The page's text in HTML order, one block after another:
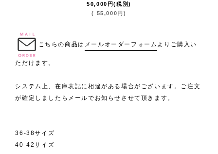
50,000 円(税別)
( 55,000 円 )
こちらの商品は メールオーダーフォーム よりご購入い
ただけます。
システム上、在庫表記に相違がある場合がございます。ご注文
が確定しましたらメールでお知らせさせて頂きます。
36-38サイズ
40-42サイズ